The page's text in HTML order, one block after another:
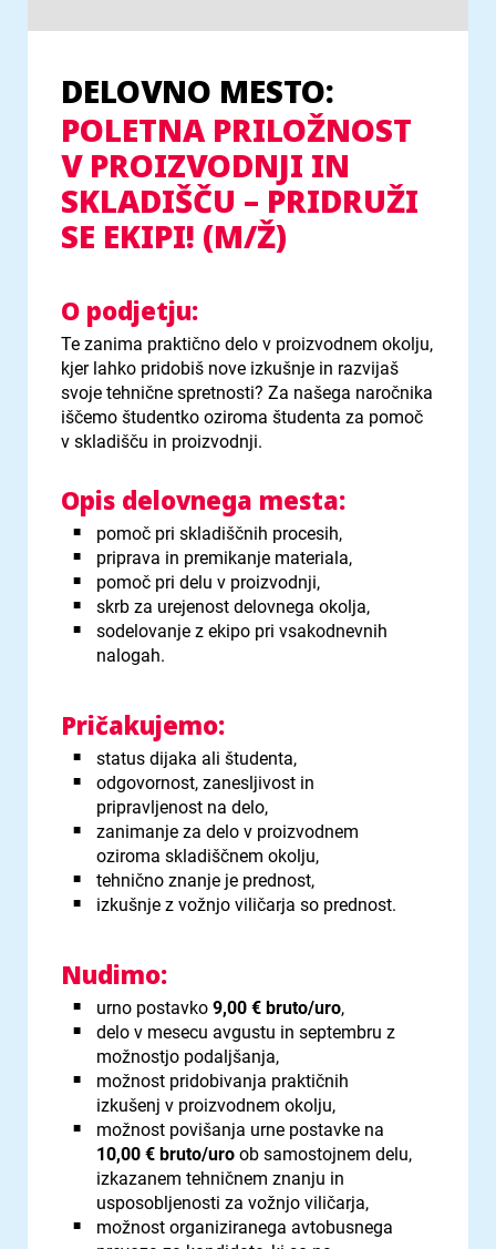
DELOVNO MESTO:
POLETNA PRILOŽNOST
V PROIZVODNJI IN
SKLADIŠČU – PRIDRUŽI
SE EKIPI! (M/Ž)
O podjetju:
Te zanima praktično delo v proizvodnem okolju,
kjer lahko pridobiš nove izkušnje in razvijaš
svoje tehnične spretnosti? Za našega naročnika
iščemo študentko oziroma študenta za pomoč
v skladišču in proizvodnji.
Opis delovnega mesta:
pomoč pri skladiščnih procesih,
priprava in premikanje materiala,
pomoč pri delu v proizvodnji,
skrb za urejenost delovnega okolja,
sodelovanje z ekipo pri vsakodnevnih
nalogah.
Pričakujemo:
status dijaka ali študenta,
odgovornost, zanesljivost in
pripravljenost na delo,
zanimanje za delo v proizvodnem
oziroma skladiščnem okolju,
tehnično znanje je prednost,
izkušnje z vožnjo viličarja so prednost.
Nudimo:
urno postavko 9,00 € bruto/uro,
delo v mesecu avgustu in septembru z
možnostjo podaljšanja,
možnost pridobivanja praktičnih
izkušenj v proizvodnem okolju,
možnost povišanja urne postavke na
10,00 € bruto/uro ob samostojnem delu,
izkazanem tehničnem znanju in
usposobljenosti za vožnjo viličarja,
možnost organiziranega avtobusnega